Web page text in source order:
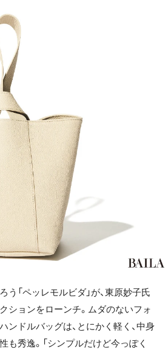
う「ペッレモルビダ」が、東原妙子氏
ションをローンチ。ムダのないフォ
ンドルバッグは、とにかく軽く、中身
も秀逸。「シンプルだけど今っぽく